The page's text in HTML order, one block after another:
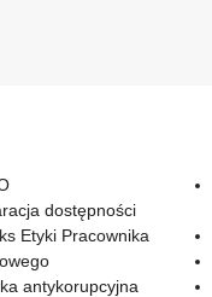
dostępności
Etyki Pracownika
antykorupcyjna